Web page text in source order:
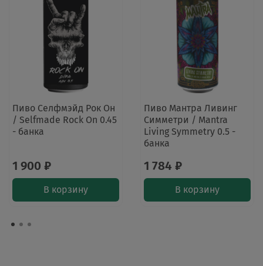
Пиво Селфмэйд Рок Он
/ Selfmade Rock On 0.45
- банка
1 900 ₽
В корзину
Пиво Мантра Ливинг
Симметри / Mantra
Living Symmetry 0.5 -
банка
1 784 ₽
В корзину